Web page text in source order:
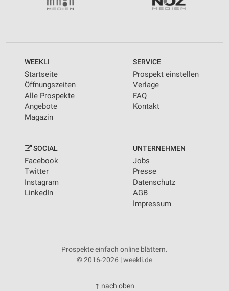
WEEKLI
Startseite
Öffnungszeiten
Alle Prospekte
Angebote
Magazin
SERVICE
Prospekt einstellen
Verlage
FAQ
Kontakt
SOCIAL
Facebook
Twitter
Instagram
LinkedIn
UNTERNEHMEN
Jobs
Presse
Datenschutz
AGB
Impressum
Prospekte einfach online blättern.
© 2016-2026 | weekli.de
↑ nach oben